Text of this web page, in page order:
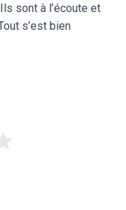
sont à l’écoute et
s’est bien